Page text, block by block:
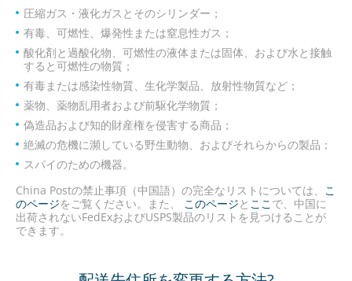
圧縮ガス・液化ガスとそのシリンダー；
有毒、可燃性、爆発性または窒息性ガス；
酸化剤と過酸化物、可燃性の液体または固体、および水と接触
すると可燃性の物質；
有毒または感染性物質、生化学製品、放射性物質など；
薬物、薬物乱用者および前駆化学物質；
偽造品および知的財産権を侵害する商品；
絶滅の危機に瀕している野生動物、およびそれらからの製品；
スパイのための機器。
China Postの禁止事項（中国語）の完全なリストについては、 こ
のページをご覧ください。また、 このページと ここ で、中国に
出荷されないFedExおよびUSPS製品のリストを見つけることが
できます。